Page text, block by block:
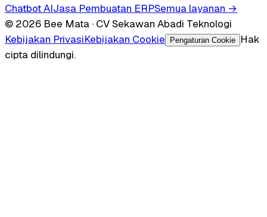
Chatbot AIJasa Pembuatan ERPSemua layanan →
© 2026 Bee Mata · CV Sekawan Abadi Teknologi
Kebijakan PrivasiKebijakan Cookie Pengaturan Cookie
Hak
cipta dilindungi.